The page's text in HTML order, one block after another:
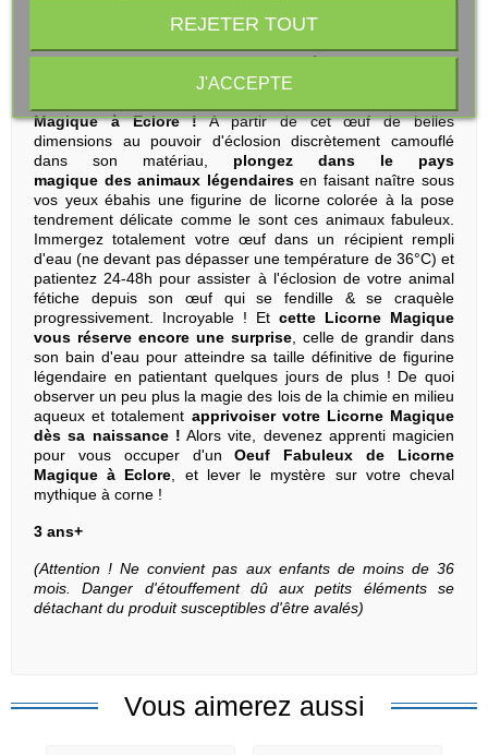
unicorne incroyable !
Que diriez-vous de tenterune expérience incroyable
pleine de surprise et totalement magique
Magique à Eclore !A partir de cet œuf de belles
dimensions au pouvoir d'éclosion discrètement camouflé
dans son matériau, plongez dans le pays
magique des animaux légendairesen faisant naître sous
vos yeux ébahis une figurine de licorne colorée à la pose
tendrement délicate comme le sont ces animaux fabuleux.
Immergez totalement votre œuf dans un récipient rempli
d'eau (ne devant pas dépasser une température de 36°C) et
patientez 24-48h pour assister à l'éclosion de votre animal
fétiche depuis son œuf qui se fendille & se craquèle
progressivement. Incroyable ! Et cette Licorne Magique
vous réserve encore une surprise, celle de grandir dans
son bain d'eau pour atteindre sa taille définitive de figurine
légendaire en patientant quelques jours de plus ! De quoi
observer un peu plus la magie des lois de la chimie en milieu
aqueux et totalement apprivoiser votre Licorne Magique
dès sa naissance ! Alors vite, devenez apprenti magicien
pour vous occuper d'unOeuf Fabuleux de Licorne
Magique à Eclore, et lever le mystère sur votre cheval
mythique à corne !
3 ans+
(Attention ! Ne convient pas aux enfants de moins de 36
mois. Danger d'étouffement dû aux petits éléments se
détachant du produit susceptibles d'être avalés)
Vous aimerez aussi
REJETER TOUT
J'ACCEPTE